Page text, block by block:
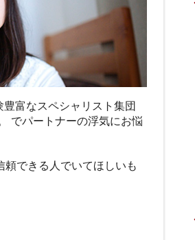
富なスペシャリスト集団
でパートナーの浮気にお悩
できる人でいてほしいも